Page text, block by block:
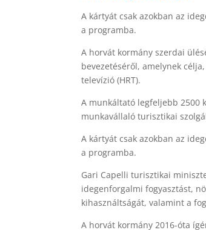
A kártyát csak azokban az
a programba.
A horvát kormány szerdai
bevezetéséről, amelynek
televízió (HRT).
A munkáltató legfeljebb 2500
munkavállaló turisztikai
A kártyát csak azokban az
a programba.
Gari Capelli turisztikai
idegenforgalmi fogyasztást,
kihasználtságát, valamint a
A horvát kormány 2016-óta